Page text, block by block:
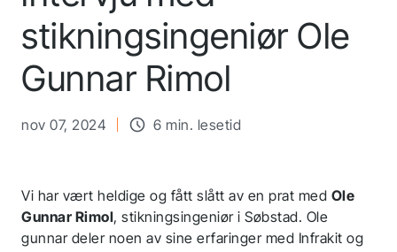
stikningsingeniør Ole
Gunnar Rimol
nov 07, 2024 6 min. lesetid
Vi har vært heldige og fått slått av en prat med Ole
Gunnar Rimol, stikningsingeniør i Søbstad. Ole
gunnar deler noen av sine erfaringer med Infrakit og